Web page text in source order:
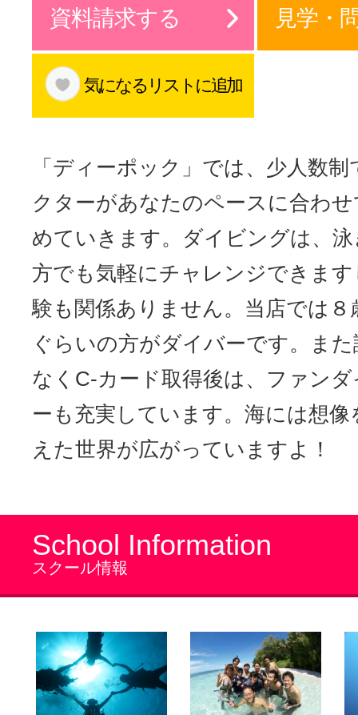
サイトマッ
資料請求する 見学・
気になるリストに追加
「ディーポック」では、少人数
クターがあなたのペースに合わ
めていきます。ダイビングは、
方でも気軽にチャレンジできま
験も関係ありません。当店では８
ぐらいの方がダイバーです。ま
なくC-カード取得後は、ファン
ーも充実しています。海には想
えた世界が広がっていますよ！
School Information
スクール情報